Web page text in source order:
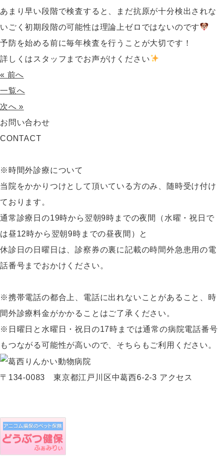
あまり早い段階で検査すると、まだ抗原が十分検出されな
いごく初期段階の可能性は理論上ゼロではないのです
予防を始める前に毎年検査を行うことが大切です！
詳しくはスタッフまでお声がけください
« 前へ
一覧へ
次へ »
お問い合わせ
CONTACT
※時間外診療について
当院をかかりつけとして頂いている方のみ、随時受け付け
ております。
通常診療日の19時から翌朝9時までの夜間（水曜・祝日で
は昼12時から翌朝9時までの昼夜間）と
休診日の日曜日は、診察券の裏に記載の時間外急患用の電
話番号までおかけください。
※携帯電話の都合上、電話に出れないことがあること、時
間外診療料金がかかることはご了承ください。
※日曜日と水曜日・祝日の17時までは通常の病院電話番号
もつながる可能性が高いので、そちらもご利用ください。
〒134-0083 東京都江戸川区中葛西6-2-3 アクセス